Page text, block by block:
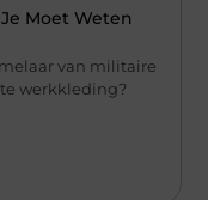
Moet Weten
van militaire
werkkleding?